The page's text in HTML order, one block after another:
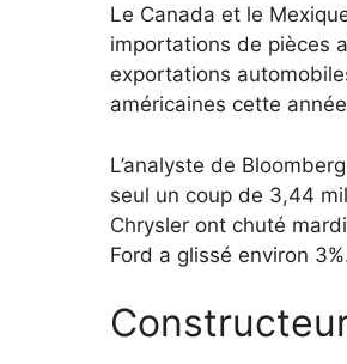
Le Canada et le
importations de pièces
exportations
américaines cette
L’analyste de
seul un coup de 3,44
Chrysler ont chuté
Ford a glissé environ